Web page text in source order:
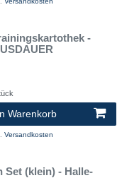
-
Warenkorb
Versandkosten
Set (klein) - Halle-